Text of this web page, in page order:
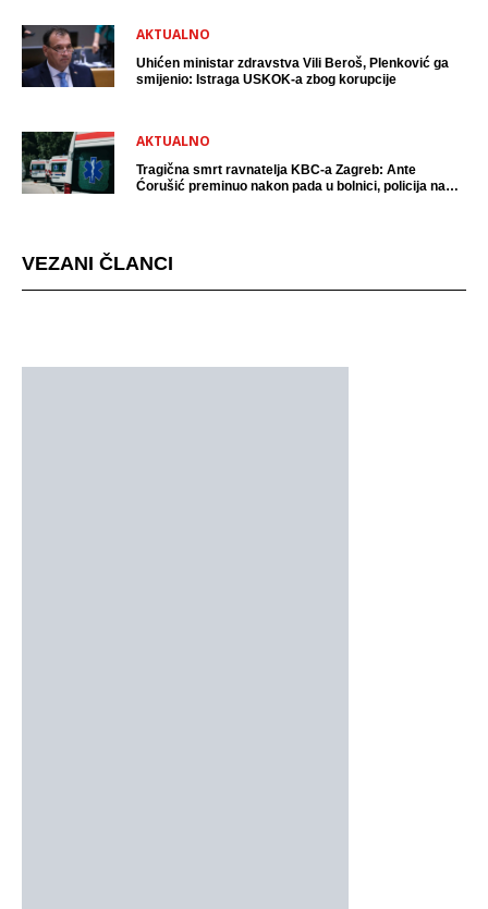
AKTUALNO
Uhićen ministar zdravstva Vili Beroš, Plenković ga
smijenio: Istraga USKOK-a zbog korupcije
AKTUALNO
Tragična smrt ravnatelja KBC-a Zagreb: Ante
Ćorušić preminuo nakon pada u bolnici, policija na
VEZANI ČLANCI